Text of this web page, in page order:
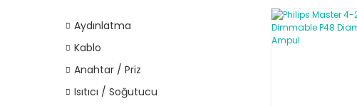
Aydınlatma
Kablo
Anahtar / Priz
Isıtıcı / Soğutucu